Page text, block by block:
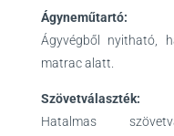
Ágyneműtartó:
Ágyvégből nyitható,
matrac alatt.
Szövetválaszték:
Hatalmas